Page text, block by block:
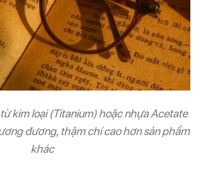
kim loại (Titanium) hoặc nhựa Acetate
đương, thậm chí cao hơn sản phẩm
khác